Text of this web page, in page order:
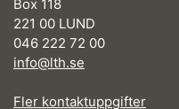
Box 118
221 00 LUND
046 222 72 00
info@lth.se
Fler kontaktuppgifter